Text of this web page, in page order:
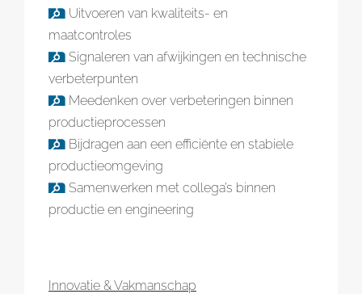
Uitvoeren van kwaliteits- en
maatcontroles
Signaleren van afwijkingen en technische
verbeterpunten
Meedenken over verbeteringen binnen
productieprocessen
Bijdragen aan een efficiënte en stabiele
productieomgeving
Samenwerken met collega’s binnen
productie en engineering
Innovatie & Vakmanschap